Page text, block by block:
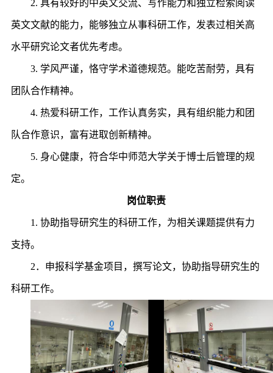
2. 具有较好的中英文交流、写作能力和独立检索阅读
英文文献的能力，能够独立从事科研工作，发表过相关高
水平研究论文者优先考虑。
3. 学风严谨，恪守学术道德规范。能吃苦耐劳，具有
团队合作精神。
4. 热爱科研工作，工作认真务实，具有组织能力和团
队合作意识，富有进取创新精神。
5. 身心健康，符合华中师范大学关于博士后管理的规
定。
岗位职责
1. 协助指导研究生的科研工作，为相关课题提供有力
支持。
2．申报科学基金项目，撰写论文，协助指导研究生的
科研工作。